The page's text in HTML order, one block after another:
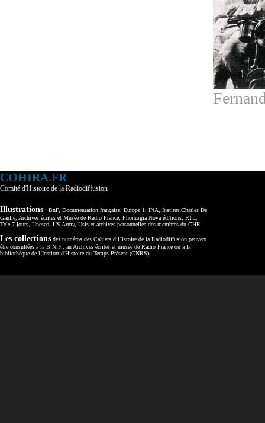
COHIRA.FR
Comité d'Histoire de la Radiodiffusion
Illustrations : BnF, Documentation française, Europe 1, INA, Institut Charles De
Gaulle, Archives écrites et Musée de Radio France, Phonurgia Nova éditions, RTL,
Télé 7 jours, Unesco, US Army, Usis et archives personnelles des membres du CHR.
Les collections des numéros des Cahiers d’Histoire de la Radiodiffusion peuvent
être consultées à la B.N.F., au Archives écrites et musée de Radio France ou à la
bibliothèque de l’Institut d'Histoire du Temps Présent (CNRS).